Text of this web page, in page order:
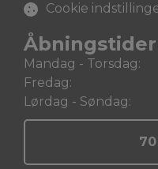
Cookie
Åbningstider
Mandag - Torsdag:
Fredag:
Lørdag - Søndag: